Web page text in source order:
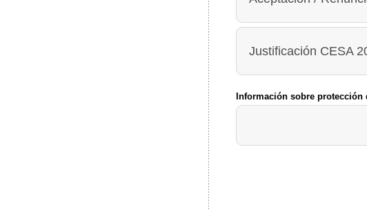
Justificación CESA
Información sobre protección